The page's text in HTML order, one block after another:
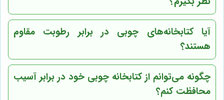
آیا کتابخانه‌های چوبی در برابر رطوبت مقاوم
هستند؟
چگونه می‌توانم از کتابخانه چوبی خود در برابر آسیب
محافظت کنم؟